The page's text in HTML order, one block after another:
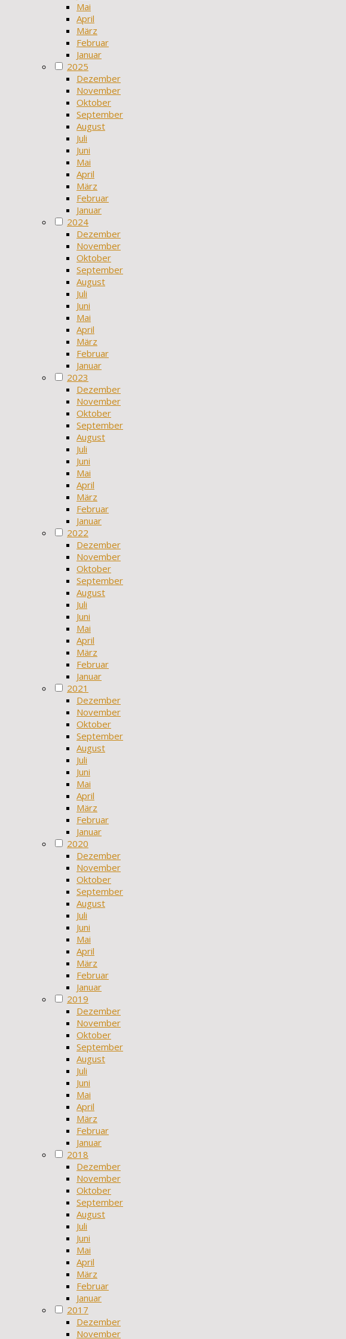
Mai
April
März
Februar
Januar
2025
Dezember
November
Oktober
September
August
Juli
Juni
Mai
April
März
Februar
Januar
2024
Dezember
November
Oktober
September
August
Juli
Juni
Mai
April
März
Februar
Januar
2023
Dezember
November
Oktober
September
August
Juli
Juni
Mai
April
März
Februar
Januar
2022
Dezember
November
Oktober
September
August
Juli
Juni
Mai
April
März
Februar
Januar
2021
Dezember
November
Oktober
September
August
Juli
Juni
Mai
April
März
Februar
Januar
2020
Dezember
November
Oktober
September
August
Juli
Juni
Mai
April
März
Februar
Januar
2019
Dezember
November
Oktober
September
August
Juli
Juni
Mai
April
März
Februar
Januar
2018
Dezember
November
Oktober
September
August
Juli
Juni
Mai
April
März
Februar
Januar
2017
Dezember
November